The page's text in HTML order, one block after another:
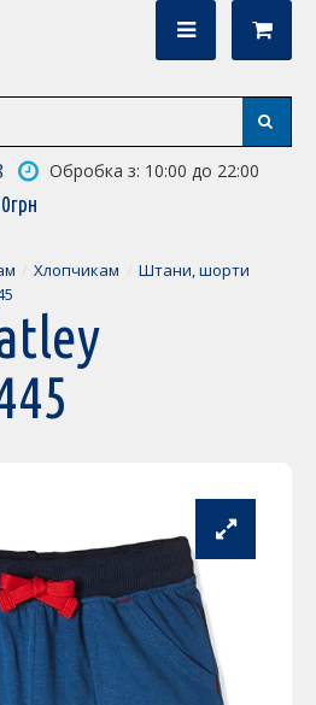
Обробка з: 10:00 до 22:00
грн
Хлопчикам
Штани, шорти